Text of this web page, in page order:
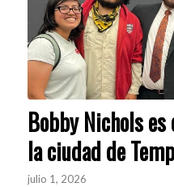
Bobby Nichols
la ciudad de
julio 1, 2026